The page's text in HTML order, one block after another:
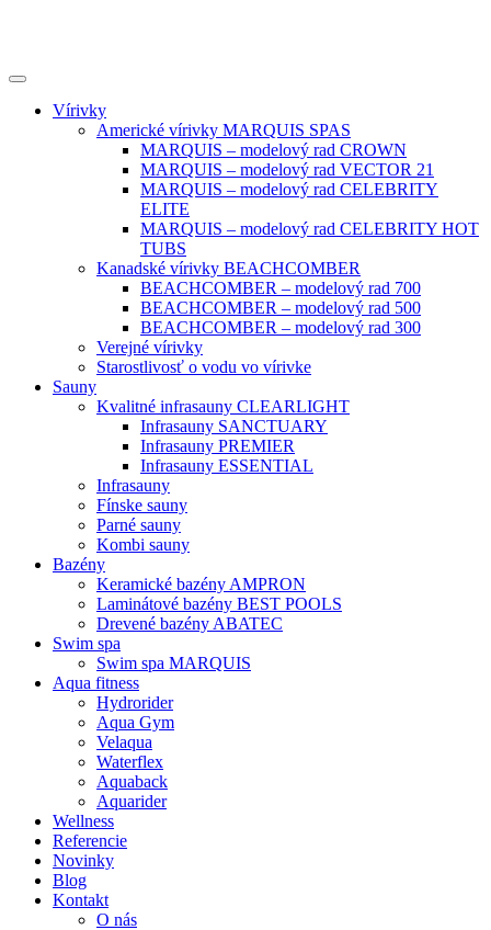
Vírivky
Americké vírivky MARQUIS SPAS
MARQUIS – modelový rad CROWN
MARQUIS – modelový rad VECTOR 21
MARQUIS – modelový rad CELEBRITY
ELITE
MARQUIS – modelový rad CELEBRITY HOT
TUBS
Kanadské vírivky BEACHCOMBER
BEACHCOMBER – modelový rad 700
BEACHCOMBER – modelový rad 500
BEACHCOMBER – modelový rad 300
Verejné vírivky
Starostlivosť o vodu vo vírivke
Sauny
Kvalitné infrasauny CLEARLIGHT
Infrasauny SANCTUARY
Infrasauny PREMIER
Infrasauny ESSENTIAL
Infrasauny
Fínske sauny
Parné sauny
Kombi sauny
Bazény
Keramické bazény AMPRON
Laminátové bazény BEST POOLS
Drevené bazény ABATEC
Swim spa
Swim spa MARQUIS
Aqua fitness
Hydrorider
Aqua Gym
Velaqua
Waterflex
Aquaback
Aquarider
Wellness
Referencie
Novinky
Blog
Kontakt
O nás